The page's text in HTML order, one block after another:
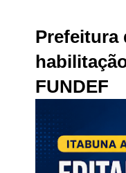
Prefeitura
FUNDEF